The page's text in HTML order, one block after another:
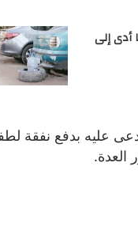
أدى إلى
العدة.